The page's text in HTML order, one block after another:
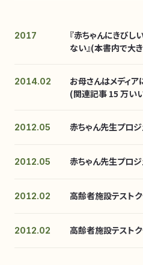
2017
『赤ちゃんにきびし
ない』(本書内で大
2014.02
お母さんはメディア
(関連記事 15 万い
2012.05 赤ちゃん先生プロ
2012.05 赤ちゃん先生プロ
2012.02 高齢者施設テスト
2012.02 高齢者施設テスト